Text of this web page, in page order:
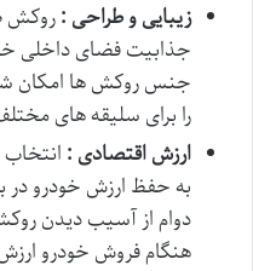
زیبایی و طراحی :روکش
جذابیت فضای داخلی
جنس روکش ها امکان
را برای سلیقه های
ارزش اقتصادی :
به حفظ ارزش خودرو
دوام از آسیب دیدن
هنگام فروش خودرو